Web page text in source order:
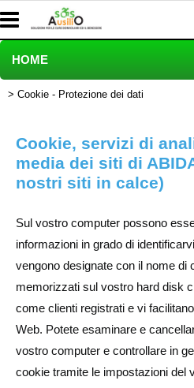
HOME
PRODOTTI NEI NEGOZI
POLTRONE RELAX - SCONTO
INCONTINENZA RIMBORSATA
NOLEGGIO
Prodotti rimborsati
Basi legali
Cookie - Protezione dei dati
Cookie, servizi di
media dei siti di
nostri siti in calce)
Sul vostro computer possono
informazioni in grado di
vengono designate con il nome di
memorizzati sul vostro hard disk
come clienti registrati e vi
Web. Potete esaminare e
vostro computer e controllare in
cookie tramite le impostazioni del